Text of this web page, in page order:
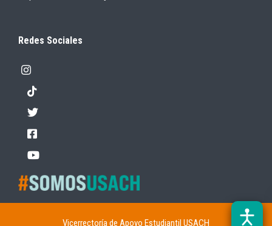
Redes Sociales
Vicerrectoría de Apoyo Estudiantil USACH